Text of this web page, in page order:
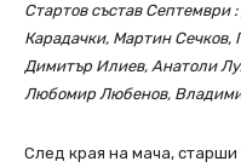
Стартов състав Септември
Карадачки, Мартин Сечков,
Димитър Илиев, Анатоли
Любомир Любенов,
След края на мача,